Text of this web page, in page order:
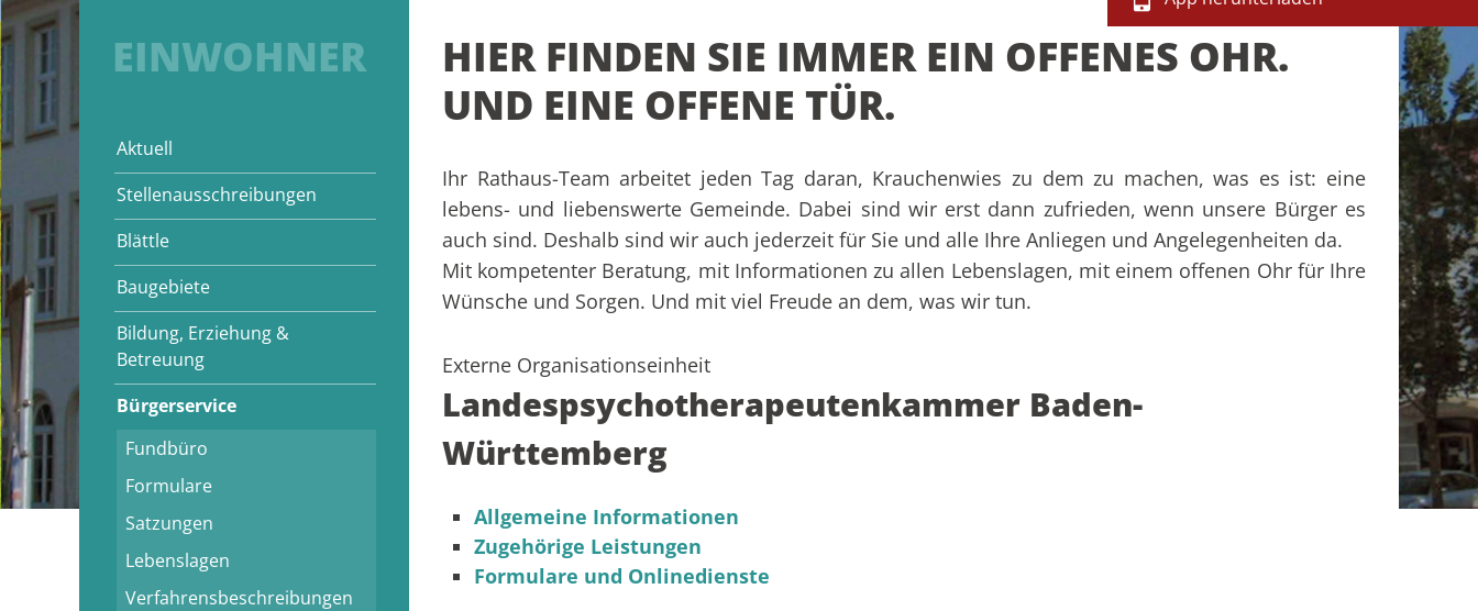
EINWOHNER
Aktuell
Stellenausschreibungen
Blättle
Baugebiete
Bildung, Erziehung &
Betreuung
Bürgerservice
Fundbüro
Formulare
Satzungen
Lebenslagen
Verfahrensbeschreibungen
HIER FINDEN SIE IMMER EIN OFFENES OHR.
UND EINE OFFENE TÜR.
Ihr Rathaus-Team arbeitet jeden Tag daran, Krauchenwies zu dem zu machen, was es ist: eine
lebens- und liebenswerte Gemeinde. Dabei sind wir erst dann zufrieden, wenn unsere Bürger es
auch sind. Deshalb sind wir auch jederzeit für Sie und alle Ihre Anliegen und Angelegenheiten da.
Mit kompetenter Beratung, mit Informationen zu allen Lebenslagen, mit einem offenen Ohr für Ihre
Wünsche und Sorgen. Und mit viel Freude an dem, was wir tun.
Externe Organisationseinheit
Landespsychotherapeutenkammer Baden-
Württemberg
Allgemeine Informationen
Zugehörige Leistungen
Formulare und Onlinedienste